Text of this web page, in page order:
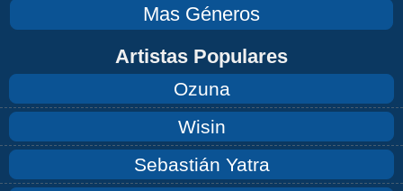
Mas Géneros
Artistas Populares
Ozuna
Wisin
Sebastián Yatra